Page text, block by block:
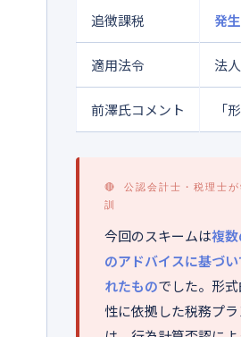
追徴課税 発
適用法令 法
前澤氏コメント 「
🔴 公認会計士・税理士が
訓
今回のスキームは複
のアドバイスに基づ
れたものでした。形
性に依拠した税務プ